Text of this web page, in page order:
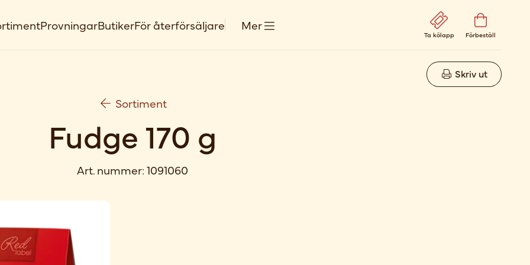
ProvningarButikerFör återförsäljare Mer
Ta kölapp Förbeställ
Skriv ut
Sortiment
Fudge 170 g
Art. nummer:1091060